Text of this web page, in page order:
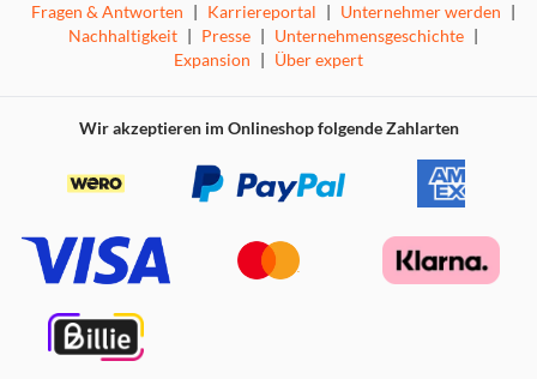
Fragen & Antworten | Karriereportal | Unternehmer werden |
Nachhaltigkeit | Presse | Unternehmensgeschichte |
Expansion | Über expert
Wir akzeptieren im Onlineshop folgende Zahlarten